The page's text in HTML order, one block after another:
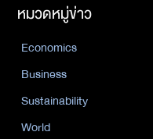
หมวดหมู่ข่าว
Economics
Business
Sustainability
World